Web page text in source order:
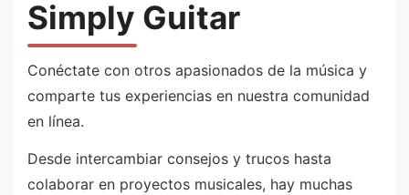
Simply Guitar
Conéctate con otros apasionados de la música y
comparte tus experiencias en nuestra comunidad
en línea.
Desde intercambiar consejos y trucos hasta
colaborar en proyectos musicales, hay muchas